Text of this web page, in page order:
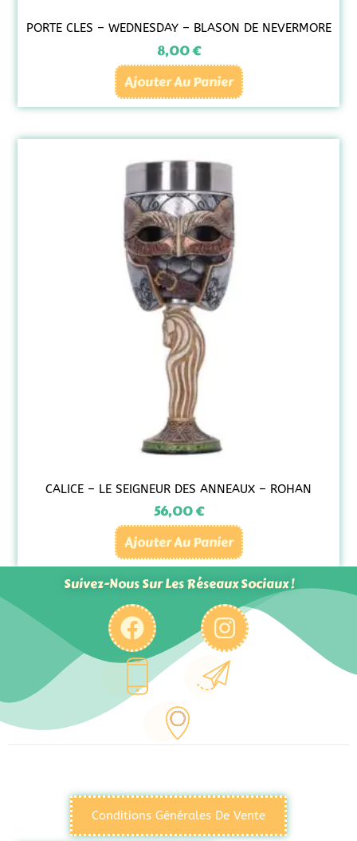
PORTE CLES – WEDNESDAY – BLASON DE NEVERMORE
8,00€
Ajouter Au Panier
CALICE – LE SEIGNEUR DES ANNEAUX – ROHAN
56,00€
Ajouter Au Panier
Suivez-Nous Sur Les Réseaux Sociaux !
Conditions Générales De Vente